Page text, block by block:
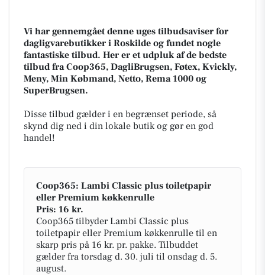
Vi har gennemgået denne uges tilbudsaviser for
dagligvarebutikker i Roskilde og fundet nogle
fantastiske tilbud. Her er et udpluk af de bedste
tilbud fra Coop365, DagliBrugsen, Føtex, Kvickly,
Meny, Min Købmand, Netto, Rema 1000 og
SuperBrugsen.
Disse tilbud gælder i en begrænset periode, så
skynd dig ned i din lokale butik og gør en god
handel!
Coop365: Lambi Classic plus toiletpapir
eller Premium køkkenrulle
Pris: 16 kr.
Coop365 tilbyder Lambi Classic plus
toiletpapir eller Premium køkkenrulle til en
skarp pris på 16 kr. pr. pakke. Tilbuddet
gælder fra torsdag d. 30. juli til onsdag d. 5.
august.